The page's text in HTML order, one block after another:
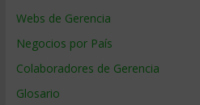
Webs de Gerencia
Negocios por País
Colaboradores de Gerencia
Glosario